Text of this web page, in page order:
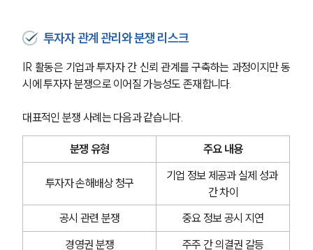
센터소개
센터소개
대륜의 강점
오시는 길
글로벌 파트너 로펌
고객의 소리
통합검색
업무사례
주요 업무사례
사례분석/최신동향
투자자 관계 관리와 분쟁 리스크
IR 활동은 기업과 투자자 간 신뢰 관계를 구축하는 과정이지만 동
시에 투자자 분쟁으로 이어질 가능성도 존재합니다.
대표적인 분쟁 사례는 다음과 같습니다.
분쟁 유형 주요 내용
투자자 손해배상 청구
기업 정보 제공과 실제 성과
간 차이
공시 관련 분쟁
중요 정보 공시 지연
경영권 분쟁
주주 간 의결권 갈등